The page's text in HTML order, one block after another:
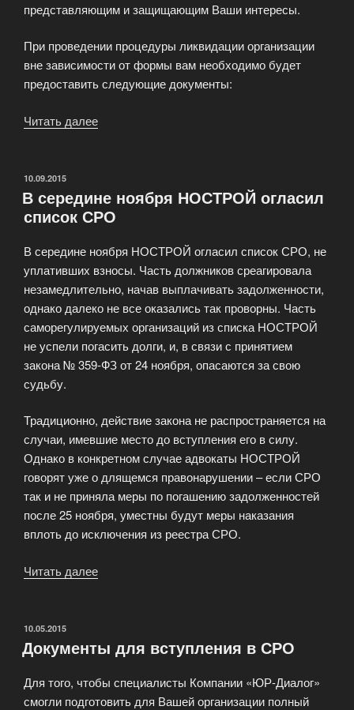
представляющим и защищающим Ваши интересы.
При проведении процедуры ликвидации организации
вне зависимости от формы вам необходимо будет
предоставить следующие документы:
Читать далее
продажи
доли»
ОПУБЛИКОВАНО
10.09.2015
В середине ноября НОСТРОЙ огласил
список СРО
В середине ноября НОСТРОЙ огласил список СРО, не
уплативших взносы. Часть должников среагировала
незамедлительно, начав выплачивать задолженности,
однако далеко не все оказались так проворны. Часть
саморегулируемых организаций из списка НОСТРОЙ
не успели погасить долги, и, в связи с принятием
закона № 359-ФЗ от 24 ноября, опасаются за свою
судьбу.
Традиционно, действие закона не распространяется на
случаи, имевшие место до вступления его в силу.
Однако в конкретном случае адвокаты НОСТРОЙ
говорят уже о длящемся правонарушении – если СРО
так и не приняла меры по погашению задолженностей
после 25 ноября, уместны будут меры наказания
вплоть до исключения из реестра СРО.
Читать далее
огласил
СРО»
ОПУБЛИКОВАНО
10.05.2015
Документы для вступления в СРО
Для того, чтобы специалисты Компании «ЮР-Диалог»
смогли подготовить для Вашей организации полный